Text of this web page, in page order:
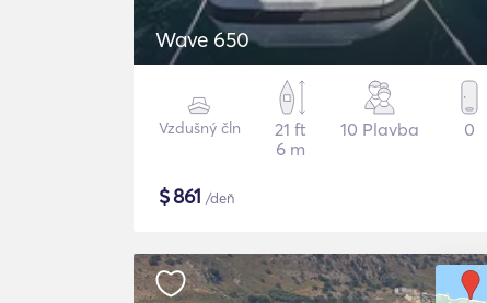
Wave 650
Vzdušný čln
21 ft
6 m
10 Plavba 0
$861 /deň